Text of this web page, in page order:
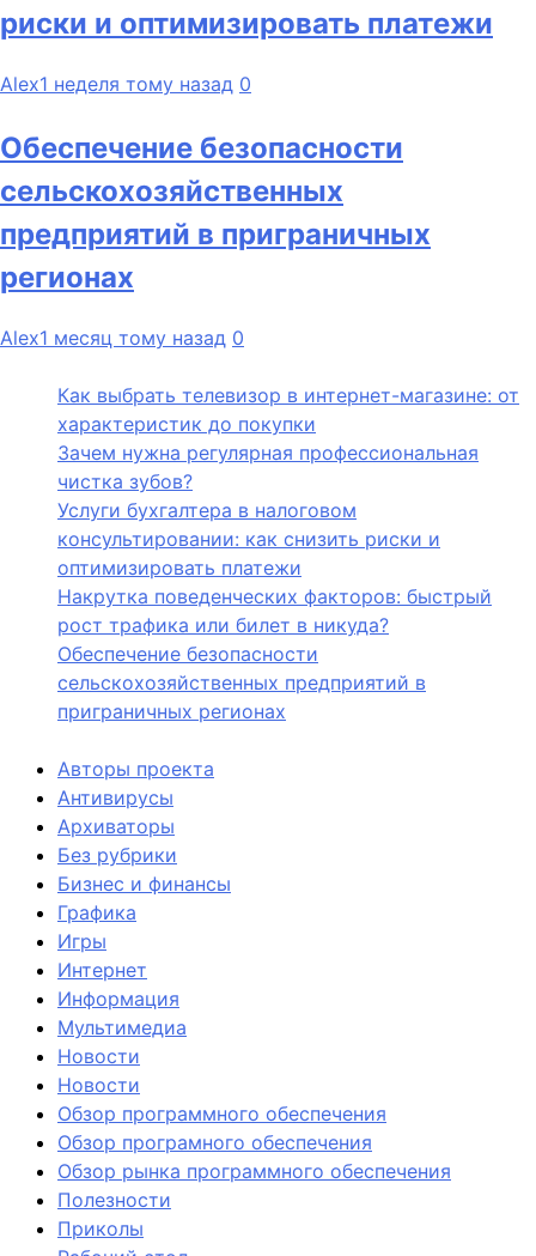
риски и оптимизировать платежи
Alex1 неделя тому назад 0
Обеспечение безопасности
сельскохозяйственных
предприятий в приграничных
регионах
Alex1 месяц тому назад 0
Как выбрать телевизор в интернет-магазине: от
характеристик до покупки
Зачем нужна регулярная профессиональная
чистка зубов?
Услуги бухгалтера в налоговом
консультировании: как снизить риски и
оптимизировать платежи
Накрутка поведенческих факторов: быстрый
рост трафика или билет в никуда?
Обеспечение безопасности
сельскохозяйственных предприятий в
приграничных регионах
Авторы проекта
Антивирусы
Архиваторы
Без рубрики
Бизнес и финансы
Графика
Игры
Интернет
Информация
Мультимедиа
Новости
Новости
Обзор программного обеспечения
Обзор програмного обеспечения
Обзор рынка программного обеспечения
Полезности
Приколы